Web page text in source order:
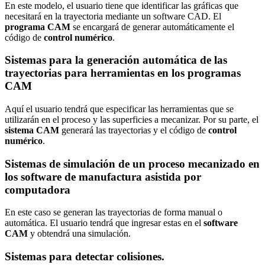
En este modelo, el usuario tiene que identificar las gráficas que
necesitará en la trayectoria mediante un software CAD. El
programa CAM se encargará de generar automáticamente el
código de control numérico.
Sistemas para la generación automática de las
trayectorias para herramientas en los programas
CAM
Aquí el usuario tendrá que especificar las herramientas que se
utilizarán en el proceso y las superficies a mecanizar. Por su parte, el
sistema CAM generará las trayectorias y el código de control
numérico.
Sistemas de simulación de un proceso mecanizado en
los software de manufactura asistida por
computadora
En este caso se generan las trayectorias de forma manual o
automática. El usuario tendrá que ingresar estas en el software
CAM y obtendrá una simulación.
Sistemas para detectar colisiones.